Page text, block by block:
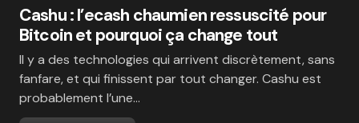
Cashu : l’ecash chaumien ressuscité pour
Bitcoin et pourquoi ça change tout
Il y a des technologies qui arrivent discrètement, sans
fanfare, et qui finissent par tout changer. Cashu est
probablement l’une…